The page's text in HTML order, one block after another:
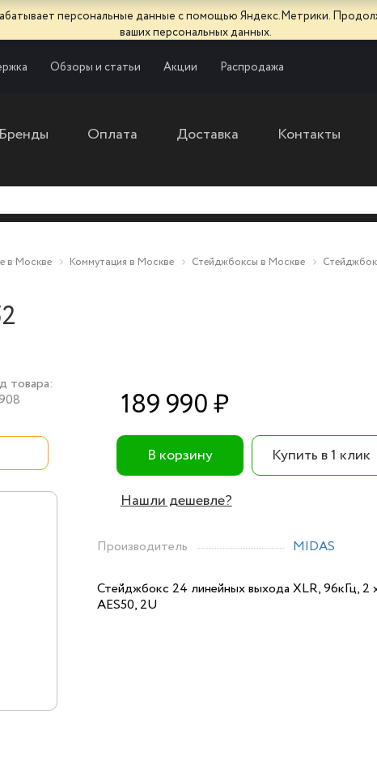
персональные данные с помощью Яндекс.Метрики.
ваших персональных данных.
Обзоры и статьи Акции Распродажа
Бренды Оплата Доставка Контакты
в Москве Коммутация в Москве Стейджбоксы в Москве
товара:
189 990 ₽
В корзину Купить в 1 клик
Нашли дешевле?
Производитель MIDAS
Стейджбокс 24 линейных выхода XLR, 96кГц, 2
AES50, 2U